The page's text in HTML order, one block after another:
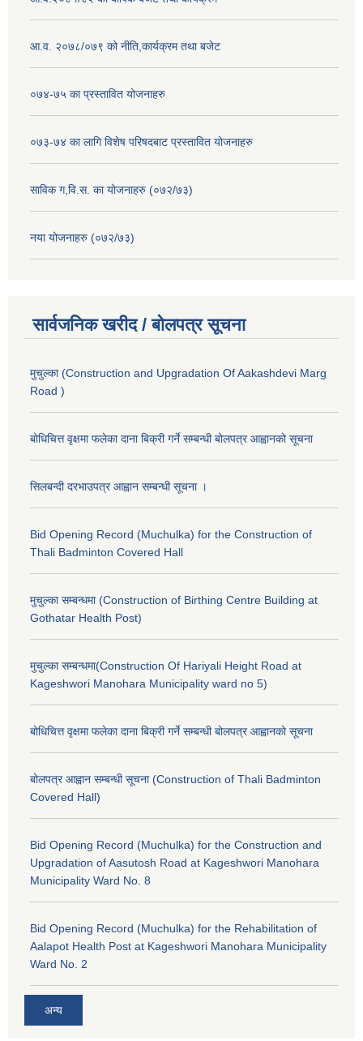
आ.व. २०७८/०७९ को नीति,कार्यक्रम तथा बजेट
०७४-७५ का प्रस्तावित योजनाहरु
०७३-७४ का लागि विशेष परिषदबाट प्रस्तावित योजनाहरु
साविक ग,वि.स. का योजनाहरु (०७२/७३)
नया योजनाहरु (०७२/७३)
सार्वजनिक खरीद / बोलपत्र सूचना
मुचुल्का (Construction and Upgradation Of Aakashdevi Marg
Road )
बोधिचित्त वृक्षमा फलेका दाना बिक्री गर्ने सम्बन्धी बोलपत्र आह्वानको सूचना
सिलबन्दी दरभाउपत्र आह्वान सम्बन्धी सूचना ।
Bid Opening Record (Muchulka) for the Construction of
Thali Badminton Covered Hall
मुचुल्का सम्बन्धमा (Construction of Birthing Centre Building at
Gothatar Health Post)
मुचुल्का सम्बन्धमा(Construction Of Hariyali Height Road at
Kageshwori Manohara Municipality ward no 5)
बोधिचित्त वृक्षमा फलेका दाना बिक्री गर्ने सम्बन्धी बोलपत्र आह्वानको सूचना
बोलपत्र आह्वान सम्बन्धी सूचना (Construction of Thali Badminton
Covered Hall)
Bid Opening Record (Muchulka) for the Construction and
Upgradation of Aasutosh Road at Kageshwori Manohara
Municipality Ward No. 8
Bid Opening Record (Muchulka) for the Rehabilitation of
Aalapot Health Post at Kageshwori Manohara Municipality
Ward No. 2
अन्य